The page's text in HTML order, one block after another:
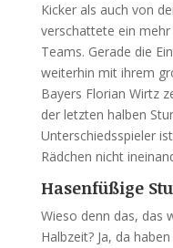
Kicker als auch von
verschattete ein mehr
Teams. Gerade die
weiterhin mit ihrem
Bayers Florian Wirtz
der letzten halben
Unterschiedsspieler
Rädchen nicht
Hasenfüßige
Wieso denn das, das
Halbzeit? Ja, da